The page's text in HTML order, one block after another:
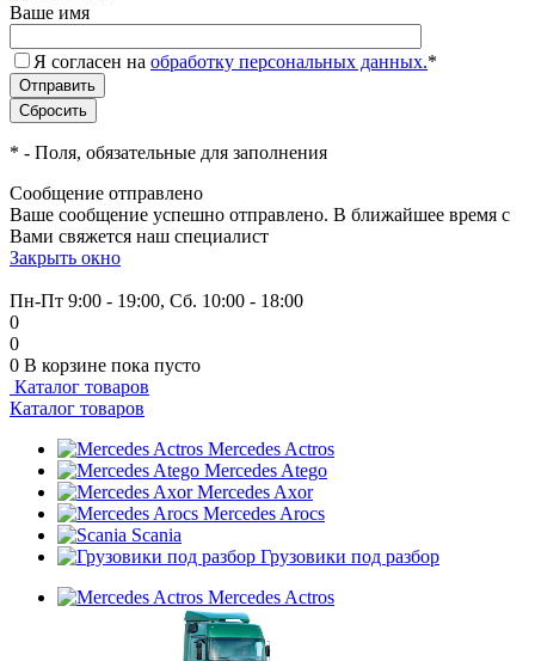
Ваше имя
Я согласен на обработку персональных данных.*
* - Поля, обязательные для заполнения
Сообщение отправлено
Ваше сообщение успешно отправлено. В ближайшее время с
Вами свяжется наш специалист
Закрыть окно
Пн-Пт 9:00 - 19:00, Сб. 10:00 - 18:00
0
0
0 В корзине пока пусто
Каталог товаров
Каталог товаров
Mercedes Actros
Mercedes Atego
Mercedes Axor
Mercedes Arocs
Scania
Грузовики под разбор
Mercedes Actros